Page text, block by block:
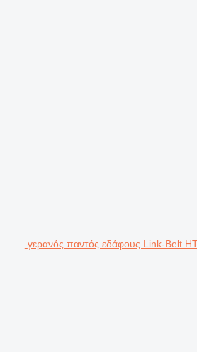
γερανός παντός εδάφους Link-Belt